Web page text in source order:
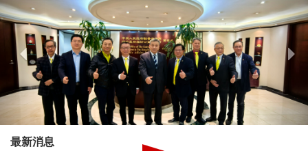
最新消息